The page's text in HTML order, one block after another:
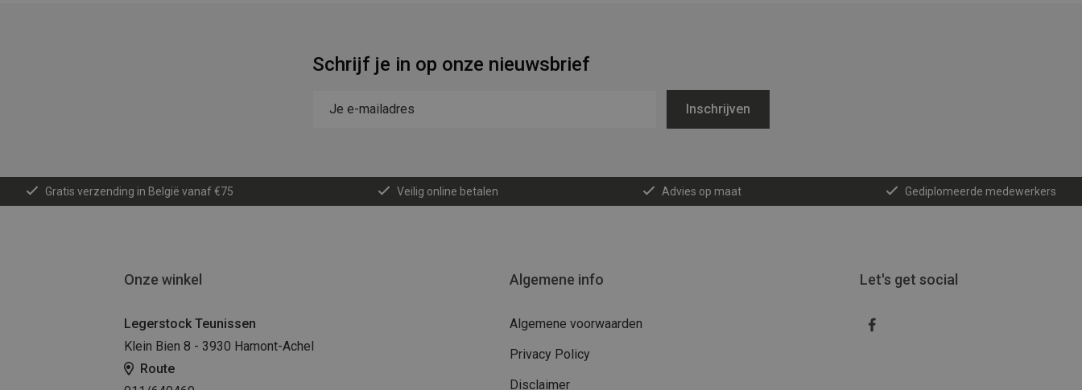
Schrijf je in op onze nieuwsbrief
Inschrijven
Gratis verzending in België vanaf €75 Veilig online betalen Advies op maat Gediplomeerde medewerkers
Onze winkel
Legerstock Teunissen
Klein Bien 8 - 3930 Hamont-Achel
Route
Algemene info
Algemene voorwaarden
Privacy Policy
Disclaimer
Let's get social